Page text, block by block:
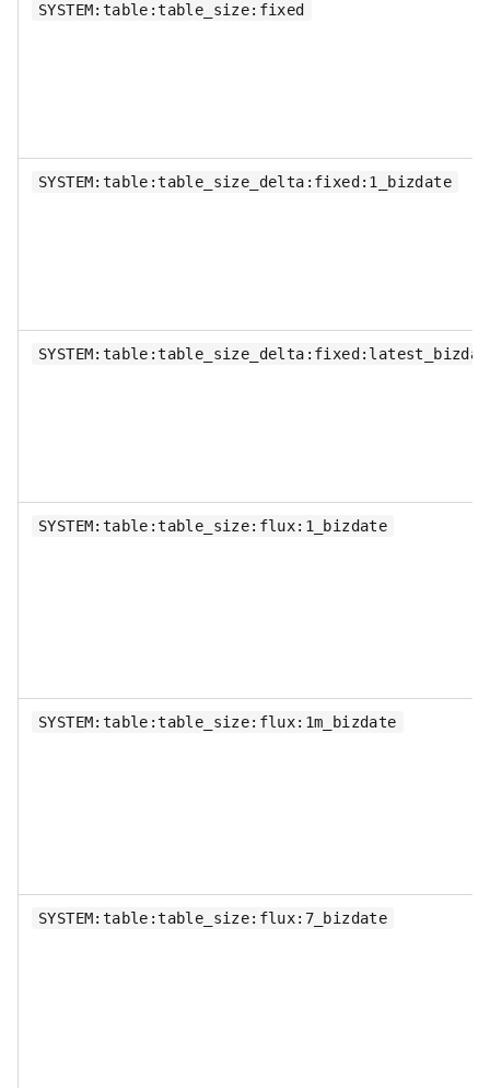
SYSTEM:table:table_size:fixed
SYSTEM:table:table_size_delta:fixed:1_bizdate
SYSTEM:table:table_size:flux:1_bizdate
SYSTEM:table:table_size:flux:1m_bizdate
SYSTEM:table:table_size:flux:7_bizdate